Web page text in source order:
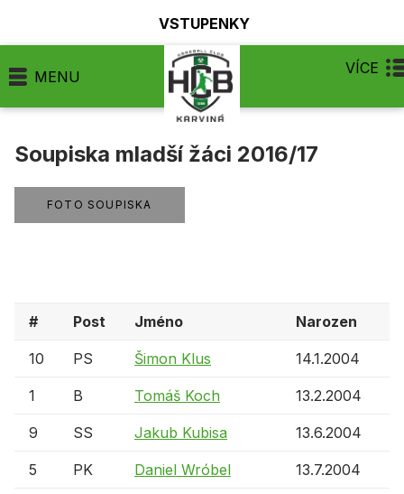
VSTUPENKY
MENU VÍCE
Soupiska mladší žáci 2016/17
FOTO SOUPISKA
# Post Jméno Narozen
10 PS Šimon Klus 14.1.2004
1 B Tomáš Koch 13.2.2004
9 SS Jakub Kubisa 13.6.2004
5 PK Daniel Wróbel 13.7.2004